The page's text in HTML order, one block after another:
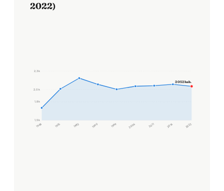
2022)
1,5 k
1,8 k
2,0 k
2,3 k
1968 1975 1982 1990 1999 2006 2011 2016 2022
2 052 hab.